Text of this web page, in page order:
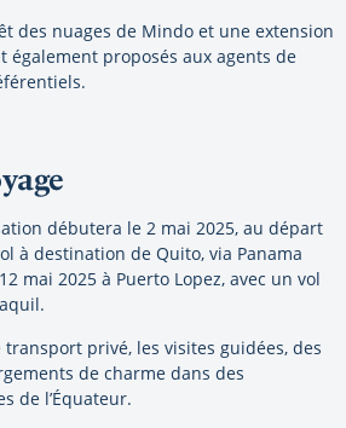
des nuages de Mindo et une extension
également proposés aux agents de
débutera le 2 mai 2025, au départ
à destination de Quito, via Panama
mai 2025 à Puerto Lopez, avec un vol
privé, les visites guidées, des
de charme dans des
de l’Équateur.